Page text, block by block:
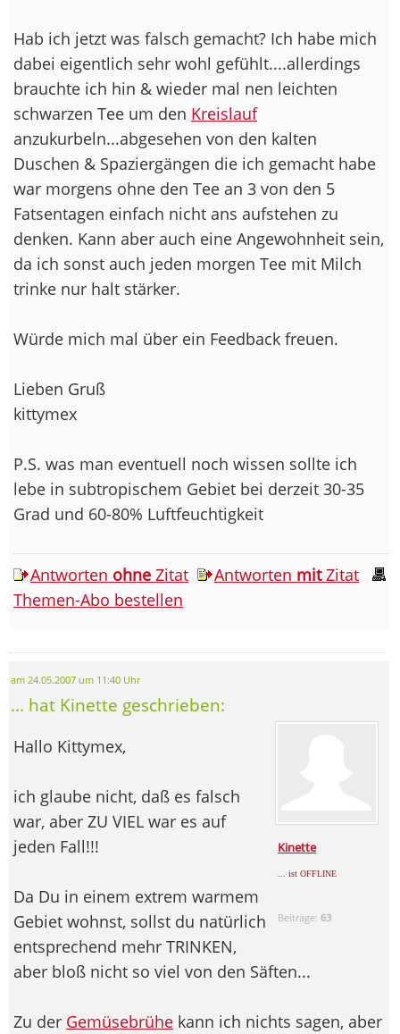
Hab ich jetzt was falsch gemacht? Ich habe mich
dabei eigentlich sehr wohl gefühlt....allerdings
brauchte ich hin & wieder mal nen leichten
schwarzen Tee um den Kreislauf
anzukurbeln...abgesehen von den kalten
Duschen & Spaziergängen die ich gemacht habe
war morgens ohne den Tee an 3 von den 5
Fatsentagen einfach nicht ans aufstehen zu
denken. Kann aber auch eine Angewohnheit sein,
da ich sonst auch jeden morgen Tee mit Milch
trinke nur halt stärker.
Würde mich mal über ein Feedback freuen.
Lieben Gruß
kittymex
P.S. was man eventuell noch wissen sollte ich
lebe in subtropischem Gebiet bei derzeit 30-35
Grad und 60-80% Luftfeuchtigkeit
Antworten ohne Zitat Antworten mitZitat
Themen-Abo bestellen
am 24.05.2007 um 11:40 Uhr
... hat Kinette geschrieben:
Kinette
... ist OFFLINE
Beiträge: 63
Hallo Kittymex,
ich glaube nicht, daß es falsch
war, aber ZU VIEL war es auf
jeden Fall!!!
Da Du in einem extrem warmem
Gebiet wohnst, sollst du natürlich
entsprechend mehr TRINKEN,
aber bloß nicht so viel von den Säften...
Zu der Gemüsebrühe kann ich nichts sagen, aber